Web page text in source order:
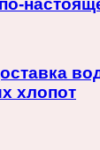
хлопот